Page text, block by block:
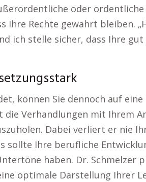
oder
Ihre Rechte gewahrt bleiben.
ich stelle sicher, dass Ihre gut
können Sie dennoch auf
die Verhandlungen mit Ihrem
Dabei verliert er nie
sollte Ihre berufliche
haben. Dr. Schmelzer
optimale Darstellung Ihrer